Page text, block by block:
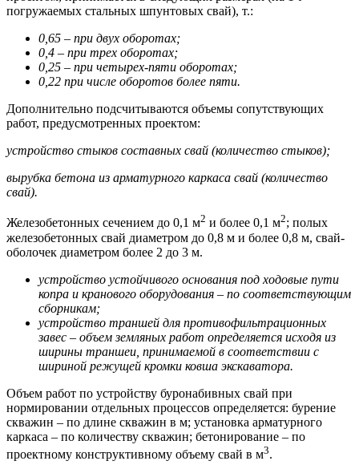
погружаемых стальных шпунтовых свай), т.:
0,65 – при двух оборотах;
0,4 – при трех оборотах;
0,25 – при четырех-пяти оборотах;
0,22 при числе оборотов более пяти.
Дополнительно подсчитываются объемы сопутствующих
работ, предусмотренных проектом:
устройство стыков составных свай (количество стыков);
вырубка бетона из арматурного каркаса свай (количество
свай).
Железобетонных сечением до 0,1 м2 и более 0,1 м2; полых
железо­бетонных свай диаметром до 0,8 м и более 0,8 м, свай-
оболочек диаметром более 2 до 3 м.
устройство устойчивого основания под ходовые пути
копра и кранового оборудования – по соответствующим
сборникам;
устройство траншей для противофильтрационных
завес – объем земляных работ определяется исходя из
ширины траншеи, при­нимаемой в соответствии с
шириной режущей кромки ковша эк­скаватора.
Объем работ по устройству буронабивных свай при
нормировании отдельных процессов определяется: бурение
скважин – по длине сква­жин в м; установка арматурного
каркаса – по количеству скважин; бе­тонирование – по
проектному конструктивному объему свай в м3.